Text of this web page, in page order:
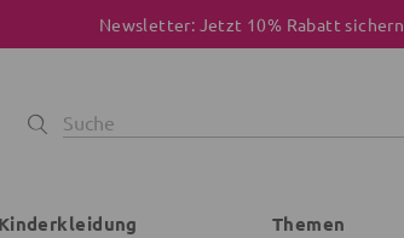
Newsletter: Jetzt 10% Rabatt sichern
Kinderkleidung Themen